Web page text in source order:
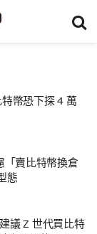
幣恐下探 4 萬
「賣比特幣換倉
態
議 Z 世代買比特